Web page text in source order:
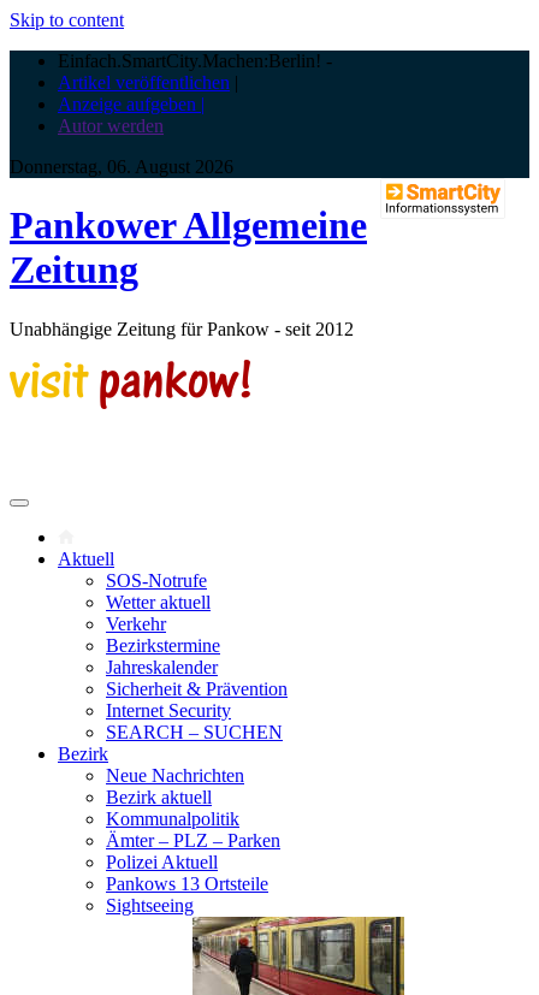
Skip to content
Einfach.SmartCity.Machen:Berlin! -
Artikel veröffentlichen |
Anzeige aufgeben |
Autor werden
Donnerstag, 06. August 2026
Pankower Allgemeine
Zeitung
Unabhängige Zeitung für Pankow - seit 2012
Aktuell
SOS-Notrufe
Wetter aktuell
Verkehr
Bezirkstermine
Jahreskalender
Sicherheit & Prävention
Internet Security
SEARCH – SUCHEN
Bezirk
Neue Nachrichten
Bezirk aktuell
Kommunalpolitik
Ämter – PLZ – Parken
Polizei Aktuell
Pankows 13 Ortsteile
Sightseeing